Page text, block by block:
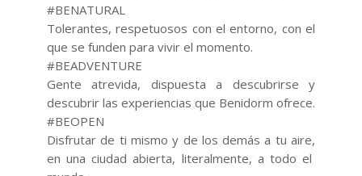
#BENATURAL
Tolerantes, respetuosos con el entorno, con el
que se funden para vivir el momento.
#BEADVENTURE
Gente atrevida, dispuesta a descubrirse y
descubrir las experiencias que Benidorm ofrece.
#BEOPEN
Disfrutar de ti mismo y de los demás a tu aire,
en una ciudad abierta, literalmente, a todo el